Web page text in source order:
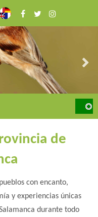
de
con encanto,
y experiencias únicas
durante todo